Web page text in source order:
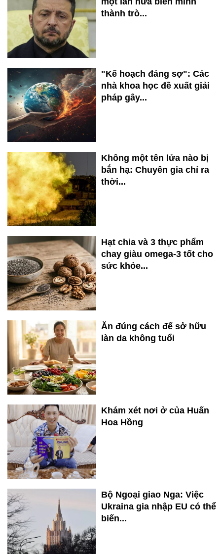
thành trò...
"Kế hoạch đáng sợ": Các
nhà khoa học đề xuất giải
pháp gây...
Không một tên lửa nào bị
bắn hạ: Chuyên gia chỉ ra
thời...
Hạt chia và 3 thực phẩm
chay giàu omega-3 tốt cho
sức khỏe...
Ăn đúng cách để sở hữu
làn da không tuổi
Khám xét nơi ở của Huấn
Hoa Hồng
Bộ Ngoại giao Nga: Việc
Ukraina gia nhập EU có thể
biến...